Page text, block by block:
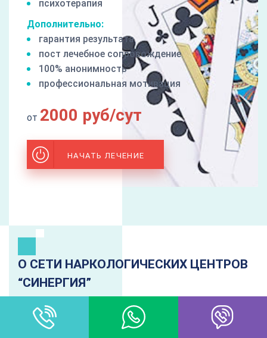
психотерапия
Дополнительно:
гарантия результата
пост лечебное сопровождение
100% анонимность
профессиональная мотивация
от 2000 руб/сут
НАЧАТЬ ЛЕЧЕНИЕ
О СЕТИ НАРКОЛОГИЧЕСКИХ ЦЕНТРОВ
“CИНЕРГИЯ”
Сеть наркологических центров и клиник